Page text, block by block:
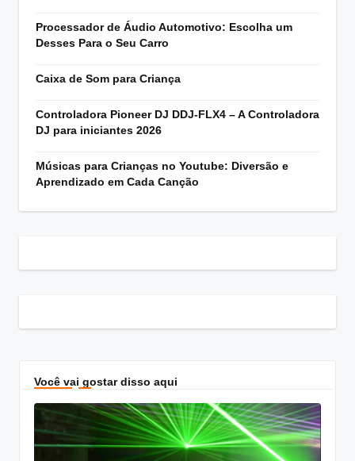
Processador de Áudio Automotivo: Escolha um
Desses Para o Seu Carro
Caixa de Som para Criança
Controladora Pioneer DJ DDJ-FLX4 – A Controladora
DJ para iniciantes 2026
Músicas para Crianças no Youtube: Diversão e
Aprendizado em Cada Canção
Você vai gostar disso aqui